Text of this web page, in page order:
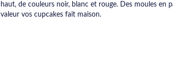
haut, de couleurs noir, blanc et rouge. Des moules en
valeur vos cupcakes fait maison.